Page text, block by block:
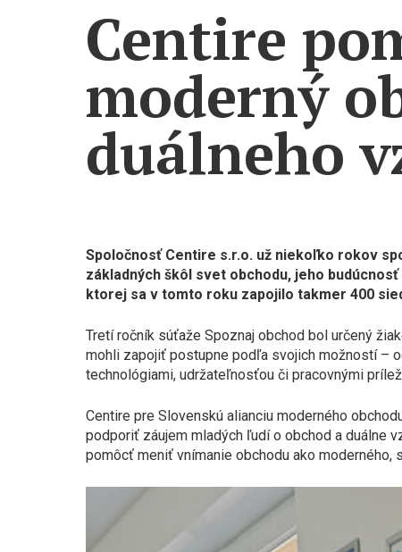
Centire
moderný
duálneho
Spoločnosť Centire s.r.o. už niekoľko rokov
základných škôl svet obchodu, jeho
ktorej sa v tomto roku zapojilo takmer 400
Tretí ročník súťaže Spoznaj obchod bol určený
mohli zapojiť postupne podľa svojich možností –
technológiami, udržateľnosťou či pracovnými
Centire pre Slovenskú alianciu moderného
podporiť záujem mladých ľudí o obchod a duálne
pomôcť meniť vnímanie obchodu ako moderného,